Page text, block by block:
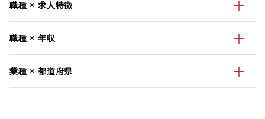
職種 × 求人特徴
職種 × 年収
業種 × 都道府県